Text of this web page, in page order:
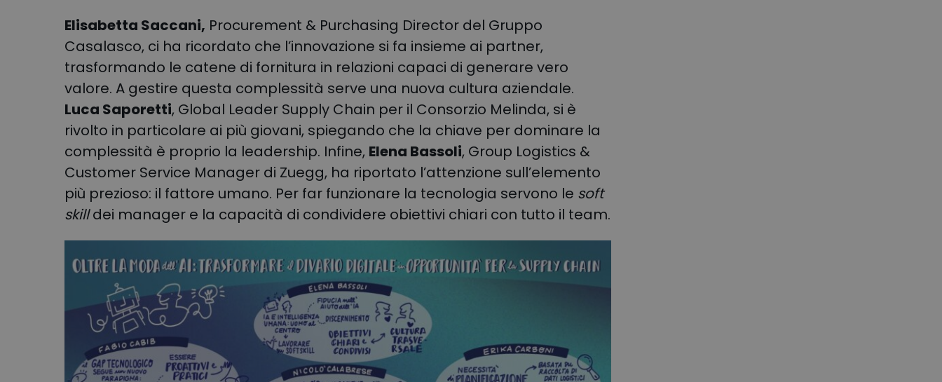
Elisabetta Saccani, Procurement & Purchasing Director del Gruppo
Casalasco, ci ha ricordato che l’innovazione si fa insieme ai partner,
trasformando le catene di fornitura in relazioni capaci di generare vero
valore. A gestire questa complessità serve una nuova cultura aziendale.
Luca Saporetti, Global Leader Supply Chain per il Consorzio Melinda, si è
rivolto in particolare ai più giovani, spiegando che la chiave per dominare la
complessità è proprio la leadership. Infine, Elena Bassoli, Group Logistics &
Customer Service Manager di Zuegg, ha riportato l’attenzione sull’elemento
più prezioso: il fattore umano. Per far funzionare la tecnologia servono le soft
skilldei manager e la capacità di condividere obiettivi chiari con tutto il team.